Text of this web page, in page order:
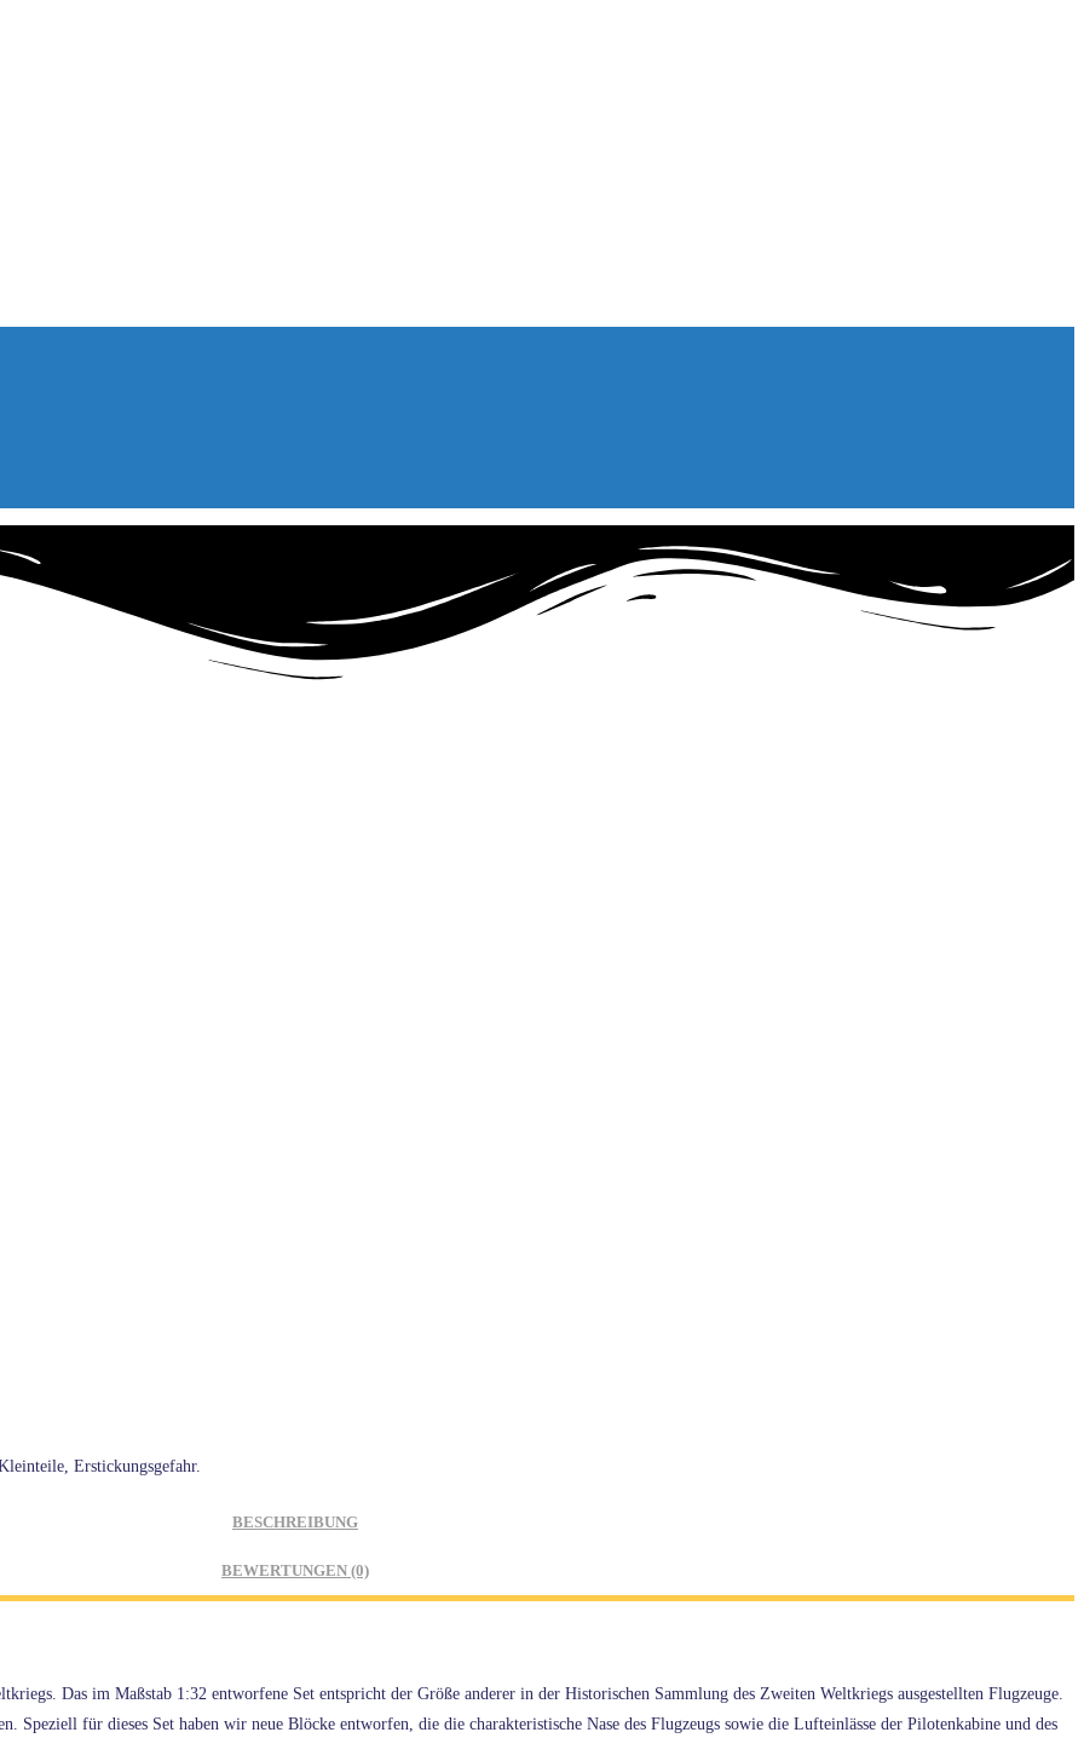
Erstickungsgefahr.
BESCHREIBUNG
BEWERTUNGEN (0)
Das im Maßstab 1:32 entworfene Set entspricht der Größe anderer in der Historischen Sammlung des Zweiten Weltkriegs ausgestellten Flugzeuge.
Speziell für dieses Set haben wir neue Blöcke entworfen, die die charakteristische Nase des Flugzeugs sowie die Lufteinlässe der Pilotenkabine und des